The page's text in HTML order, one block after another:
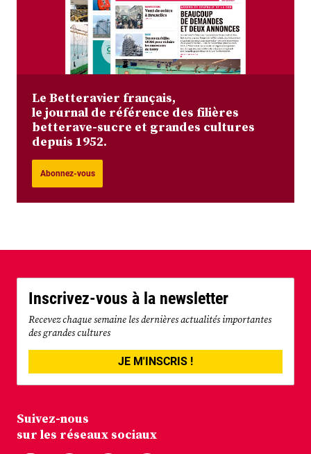
Le Betteravier français,
le journal de référence des filières
betterave-sucre et grandes cultures
depuis 1952.
Abonnez-vous
Inscrivez-vous à la newsletter
Recevez chaque semaine les dernières actualités importantes
des grandes cultures
JE M'INSCRIS !
Suivez-nous
sur les réseaux sociaux